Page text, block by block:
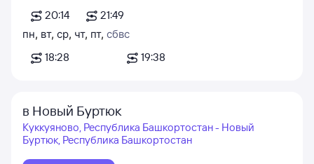
20:14
21:49
пн, вт, ср, чт, пт, сб
18:28
вс
19:38
в Новый Буртюк
Куккуяново, Республика Башкортостан - Новый
Буртюк, Республика Башкортостан